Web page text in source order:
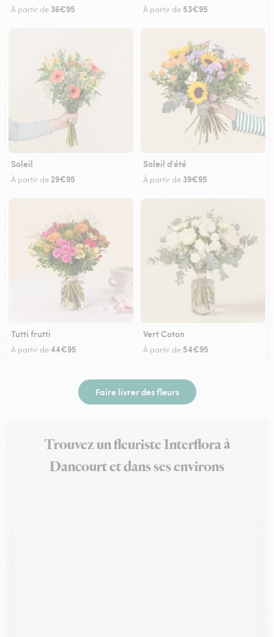
À partir de 36€95 À partir de 53€95
Soleil
À partir de 29€95
Soleil d'été
À partir de 39€95
Tutti frutti
À partir de44€95
Vert Coton
À partir de 54€95
Faire livrer des fleurs
Trouvez un fleuriste Interflora à
Dancourt et dans ses environs